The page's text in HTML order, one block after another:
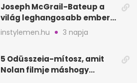
Joseph McGrail-Bateup a
világ leghangosabb embere
lett Ausztráliából
instylemen.hu 3 napja
5 Odüsszeia-mítosz, amit
Nolan filmje máshogy